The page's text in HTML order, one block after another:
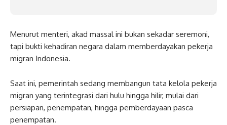
Menurut menteri, akad massal ini bukan sekadar seremoni,
tapi bukti kehadiran negara dalam memberdayakan pekerja
migran Indonesia.
Saat ini, pemerintah sedang membangun tata kelola pekerja
migran yang terintegrasi dari hulu hingga hilir, mulai dari
persiapan, penempatan, hingga pemberdayaan pasca
penempatan.